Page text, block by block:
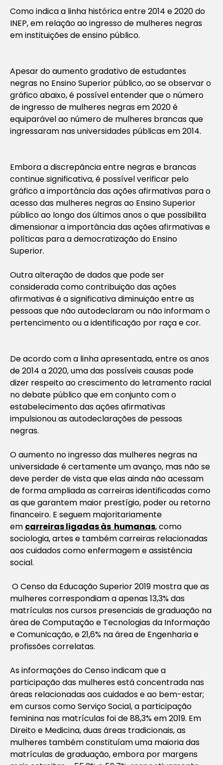
Como indica a linha histórica entre 2014 e 2020 do
INEP, em relação ao ingresso de mulheres negras
em instituições de ensino público.
Apesar do aumento gradativo de estudantes
negras no Ensino Superior público, ao se observar o
gráfico abaixo, é possível entender que o número
de ingresso de mulheres negras em 2020 é
equiparável ao número de mulheres brancas que
ingressaram nas universidades públicas em 2014.
Embora a discrepância entre negras e brancas
continue significativa, é possível verificar pelo
gráfico a importância das ações afirmativas para o
acesso das mulheres negras ao Ensino Superior
público ao longo dos últimos anos o que possibilita
dimensionar a importância das ações afirmativas e
políticas para a democratização do Ensino
Superior.
Outra alteração de dados que pode ser
considerada como contribuição das ações
afirmativas é a significativa diminuição entre as
pessoas que não autodeclaram ou não informam o
pertencimento ou a identificação por raça e cor.
De acordo com a linha apresentada, entre os anos
de 2014 a 2020, uma das possíveis causas pode
dizer respeito ao crescimento do letramento racial
no debate público que em conjunto com o
estabelecimento das ações afirmativas
impulsionou as autodeclarações de pessoas
negras.
O aumento no ingresso das mulheres negras na
universidade é certamente um avanço, mas não se
deve perder de vista que elas ainda não acessam
de forma ampliada as carreiras identificadas como
as que garantem maior prestígio, poder ou retorno
financeiro. E seguem majoritariamente
em carreiras ligadas às humanas, como
sociologia, artes e também carreiras relacionadas
aos cuidados como enfermagem e assistência
social.
O Censo da Educação Superior 2019 mostra que as
mulheres correspondiam a apenas 13,3% das
matrículas nos cursos presenciais de graduação na
área de Computação e Tecnologias da Informação
e Comunicação, e 21,6% na área de Engenharia e
profissões correlatas.
As informações do Censo indicam que a
participação das mulheres está concentrada nas
áreas relacionadas aos cuidados e ao bem-estar;
em cursos como Serviço Social, a participação
feminina nas matrículas foi de 88,3% em 2019. Em
Direito e Medicina, duas áreas tradicionais, as
mulheres também constituíam uma maioria das
matrículas de graduação, embora por margens